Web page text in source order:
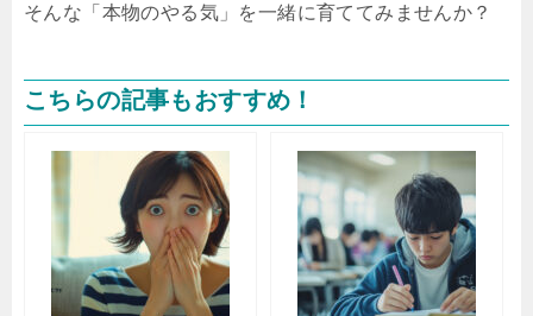
そんな「本物のやる気」を一緒に育ててみませんか？
こちらの記事もおすすめ！